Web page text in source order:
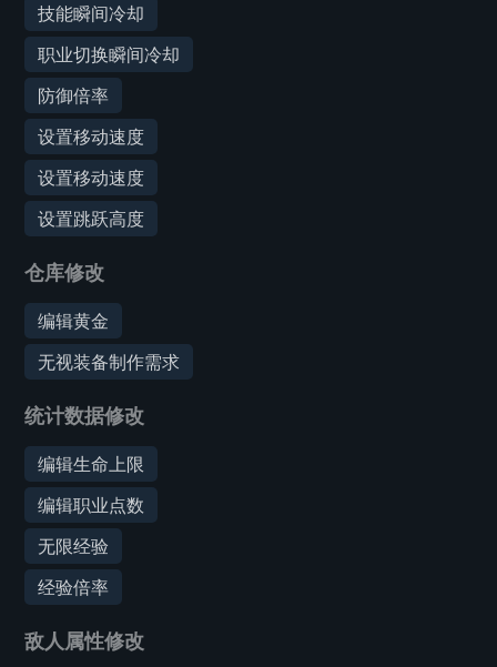
技能瞬间冷却
职业切换瞬间冷却
防御倍率
设置移动速度
设置移动速度
设置跳跃高度
仓库修改
编辑黄金
无视装备制作需求
统计数据修改
编辑生命上限
编辑职业点数
无限经验
经验倍率
敌人属性修改